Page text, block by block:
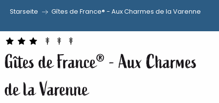
au
contenu
principal
Starseite Gîtes de France® - Aux Charmes de la Varenne
Gîtes de France® - Aux Charmes
de la Varenne